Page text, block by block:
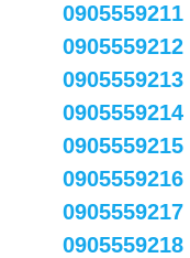
0905559211
0905559212
0905559213
0905559214
0905559215
0905559216
0905559217
0905559218